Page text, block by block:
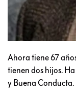
Ahora tiene 67
tienen dos hijos.
y Buena Conducta.